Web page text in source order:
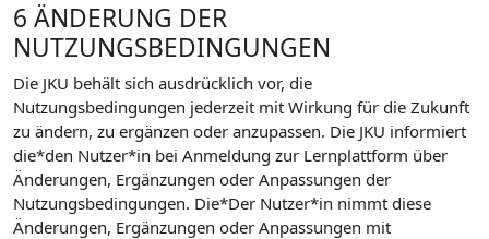
6 ÄNDERUNG DER
NUTZUNGSBEDINGUNGEN
Die JKU behält sich ausdrücklich vor, die
Nutzungsbedingungen jederzeit mit Wirkung für die Zukunft
zu ändern, zu ergänzen oder anzupassen. Die JKU informiert
die*den Nutzer*in bei Anmeldung zur Lernplattform über
Änderungen, Ergänzungen oder Anpassungen der
Nutzungsbedingungen. Die*Der Nutzer*in nimmt diese
Änderungen, Ergänzungen oder Anpassungen mit